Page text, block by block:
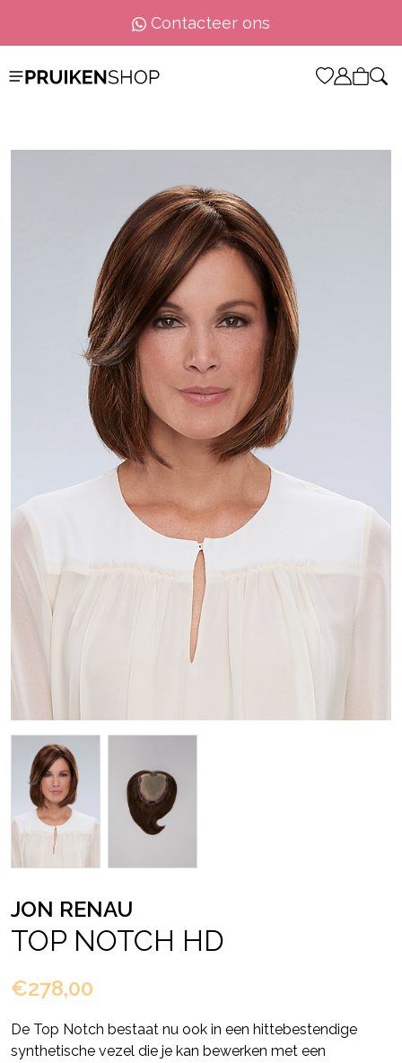
Contacteer ons
JON RENAU
TOP NOTCH HD
€278,00
De Top Notch bestaat nu ook in een hittebestendige
synthetische vezel die je kan bewerken met een